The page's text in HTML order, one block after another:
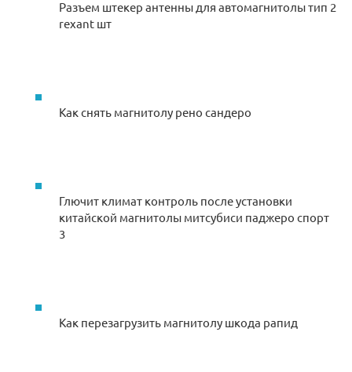
Разъем штекер антенны для автомагнитолы тип 2
rexant шт
Как снять магнитолу рено сандеро
Глючит климат контроль после установки
китайской магнитолы митсубиси паджеро спорт
3
Как перезагрузить магнитолу шкода рапид